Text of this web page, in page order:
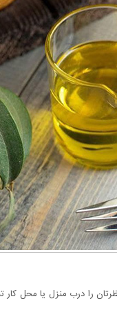
را درب منزل یا محل کار